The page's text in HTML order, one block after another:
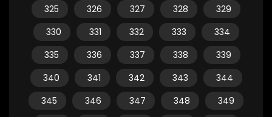
325
326 327 328
329
330
331 332 333
334
335
336 337 338
339
340
341 342 343
344
345
346 347 348
349